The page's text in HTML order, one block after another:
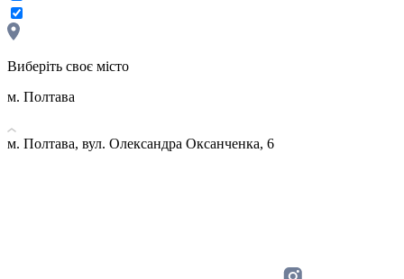
Виберіть своє місто
м. Полтава
м. Полтава, вул. Олександра Оксанченка, 6